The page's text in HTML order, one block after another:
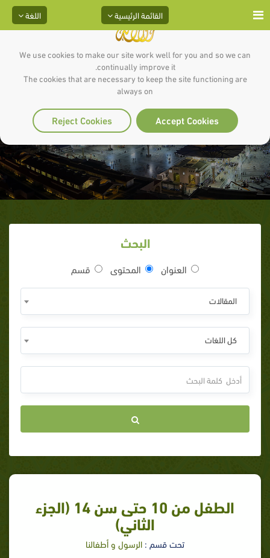
We use cookies to make our site work well for you and so we can
continually improve it.
The cookies that are necessary to keep the site functioning are
always on
Accept Cookies
Reject Cookies
اللغة القائمة الرئيسية
الثاني)
البحث
العنوان المحتوى قسم
المقالات
كل اللغات
الطفل من 10 حتى سن 14 (الجزء
الثاني)
تحت قسم : الرسول و أطفالنا